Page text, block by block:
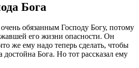
Бога
обязанным Господу Богу, потому
его жизни опасности. Он
же ему надо теперь сделать, чтобы
достойна Бога. Но тот рассказал ему